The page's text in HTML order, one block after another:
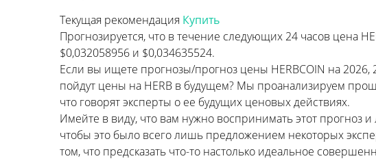
Текущая рекомендация Купить
Прогнозируется, что в течение следующих 24 часов цена
$0,032058956 и $0,034635524.
Если вы ищете прогнозы/прогноз цены HERBCOIN на 2026,
пойдут цены на HERB в будущем? Мы проанализируем
что говорят эксперты о ее будущих ценовых действиях.
Имейте в виду, что вам нужно воспринимать этот прогноз
чтобы это было всего лишь предложением некоторых
том, что предсказать что-то настолько идеальное